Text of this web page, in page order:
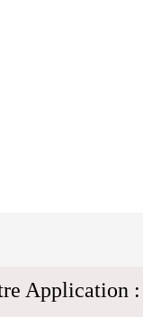
Application :